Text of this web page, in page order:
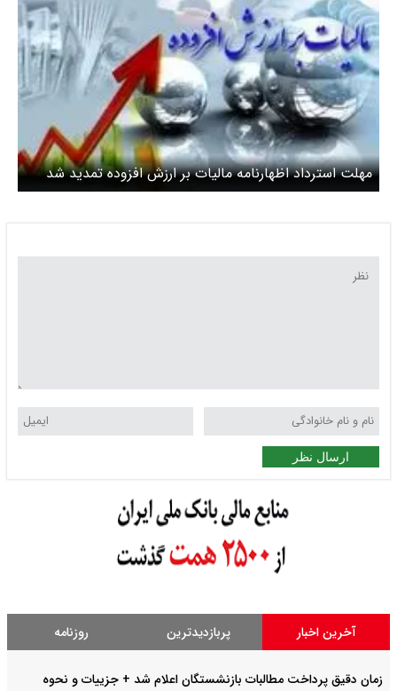
مهلت استرداد اظهارنامه مالیات بر ارزش افزوده تمدید شد
ارسال نظر
آخرین اخبار پربازدیدترین روزنامه
زمان دقیق پرداخت مطالبات بازنشستگان اعلام شد + جزییات و نحوه